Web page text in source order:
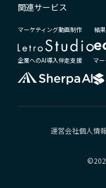
関連サービス
マーケティング動画制作 結
企業へのAI導入伴走支援 マ
運営会社個人情